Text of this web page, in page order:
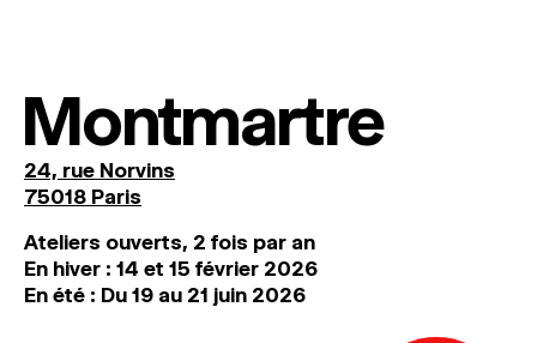
Montmartre
24, rue Norvins
75018 Paris
Ateliers ouverts, 2 fois par an
En hiver : 14 et 15 février 2026
En été : Du 19 au 21 juin 2026